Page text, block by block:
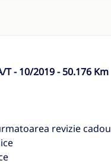
T - 10/2019 - 50.176 Km
revizie cadou